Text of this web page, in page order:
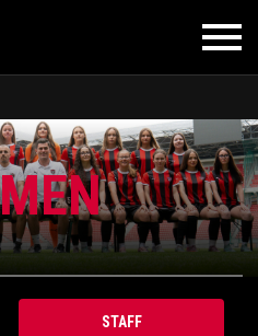
STAFF